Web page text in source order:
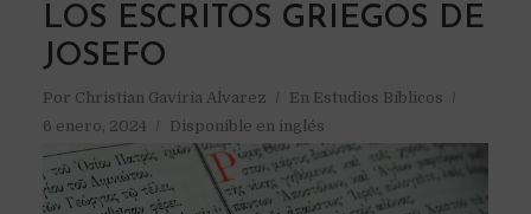
LOS ESCRITOS GRIEGOS DE
JOSEFO
Por Christian Gaviria Alvarez En Estudios Bíblicos
6 enero, 2024
Disponible en inglés